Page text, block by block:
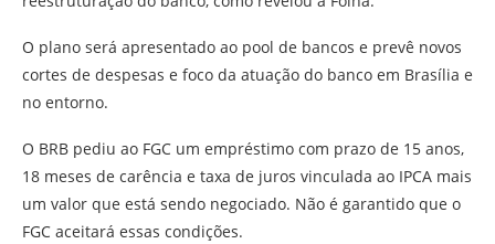
O plano será apresentado ao pool de bancos e prevê novos
cortes de despesas e foco da atuação do banco em Brasília e
no entorno.
O BRB pediu ao FGC um empréstimo com prazo de 15 anos,
18 meses de carência e taxa de juros vinculada ao IPCA mais
um valor que está sendo negociado. Não é garantido que o
FGC aceitará essas condições.